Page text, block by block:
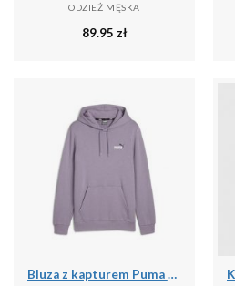
ODZIEŻ MĘSKA
89.95 zł
Bluza z kapturem Puma Essentials+ 2